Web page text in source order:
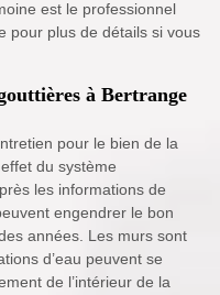
est le professionnel
pour plus de détails si vous
à Bertrange
pour le bien de la
du système
les informations de
engendrer le bon
années. Les murs sont
d’eau peuvent se
de l’intérieur de la